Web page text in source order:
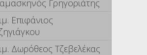
Γρηγοριάτης
Επιφάνιος
Δωρόθεος Τζεβελέκας